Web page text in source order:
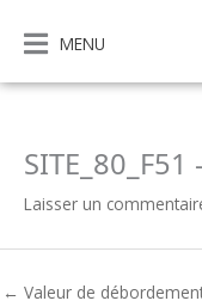
contenu
MENU
Laisser un
← Valeur de